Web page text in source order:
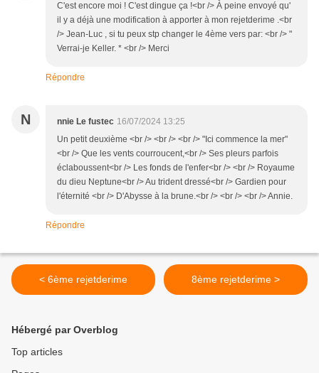
C'est encore moi ! C'est dingue ça !<br /> À peine envoyé qu'
il y a déjà une modification à apporter à mon rejetderime .<br
/> Jean-Luc , si tu peux stp changer le 4ème vers par: <br /> "
Verrai-je Keller. * <br /> Merci
Répondre
N nnie Le fustec 16/07/2024 13:25
Un petit deuxième <br /> <br /> <br /> "Ici commence la mer"
<br /> Que les vents courroucent,<br /> Ses pleurs parfois
éclaboussent<br /> Les fonds de l'enfer<br /> <br /> Royaume
du dieu Neptune<br /> Au trident dressé<br /> Gardien pour
l'éternité <br /> D'Abysse à la brune.<br /> <br /> <br /> Annie.
Répondre
< 6ème rejetderime 8ème rejetderime >
Hébergé par Overblog
Top articles